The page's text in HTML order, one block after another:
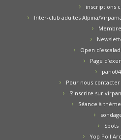
inscriptions
Inter-club adultes Alpina/
Open
Page
pano04
Pour nous
S’inscrire sur
Séance à
Spots
Yop Poll